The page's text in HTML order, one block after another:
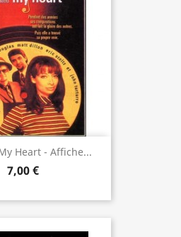
Heart - Affiche...
7,00 €